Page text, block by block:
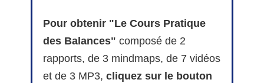
Pour obtenir "Le Cours Pratique
des Balances" composé de 2
rapports, de 3 mindmaps, de 7 vidéos
et de 3 MP3, cliquez sur le bouton